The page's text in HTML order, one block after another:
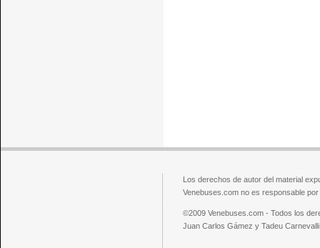
Los derechos de autor del material
Venebuses.com no es responsable
©2009 Venebuses.com - Todos los
Juan Carlos Gámez y Tadeu Carnevalli